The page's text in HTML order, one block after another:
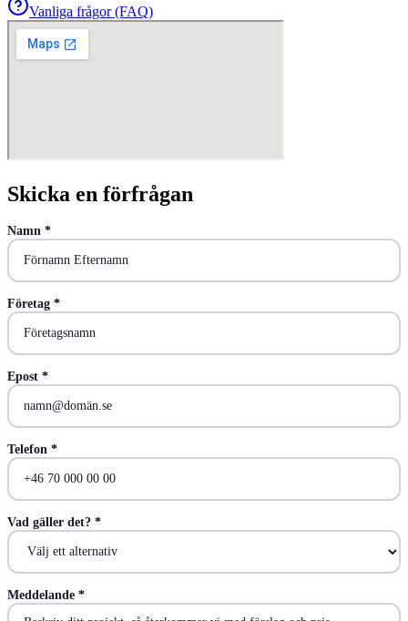
Vanliga frågor (FAQ)
Skicka en förfrågan
Namn *
Företag *
Epost *
Telefon *
Vad gäller det? *
Meddelande *